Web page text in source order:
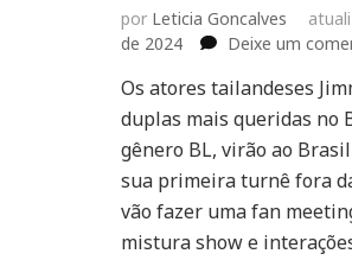
por Leticia Goncalves
de 2024
Deixe um
Os atores tailandeses
duplas mais queridas no
gênero BL, virão ao
sua primeira turnê fora
vão fazer uma fan
mistura show e